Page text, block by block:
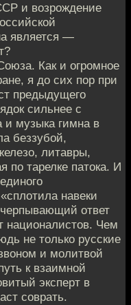
и возрождение
является —
Как и огромное
я до сих пор при
предыдущего
сильнее с
и музыка гимна в
беззубой,
литавры,
по тарелке патока. И
навеки
ответ
националистов. Чем
не только русские
и молитвой
к взаимной
эксперт в
соврать.